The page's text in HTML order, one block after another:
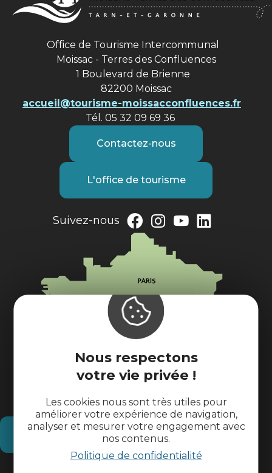
Nous respectons
votre vie privée !
Les cookies nous sont très utiles pour
améliorer votre expérience de navigation,
analyser et mesurer votre engagement avec
nos contenus.
Politique de confidentialité
Office de Tourisme Intercommunal
Moissac - Terres des Confluences
1 Boulevard de Brienne
82200 Moissac
accueil@tourisme-moissacconfluences.fr
Tél. 05 32 09 69 36
Contactez-nous
L'office de tourisme
Suivez-nous
Comment venir ?